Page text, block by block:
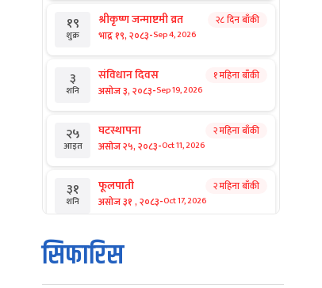
१९
शुक्र
श्रीकृष्ण जन्माष्टमी व्रत
भाद्र १९, २०८३-Sep 4, 2026
२८ दिन बाँकी
३
शनि
संविधान दिवस
असोज ३, २०८३-Sep 19, 2026
१ महिना बाँकी
२५
आइत
घटस्थापना
असोज २५, २०८३-Oct 11, 2026
२ महिना बाँकी
३१
शनि
फूलपाती
असोज ३१ , २०८३-Oct 17, 2026
२ महिना बाँकी
१
आइत
कार्तिक सङ्क्रान्ति
कार्तिक १, २०८३
सिफारिस